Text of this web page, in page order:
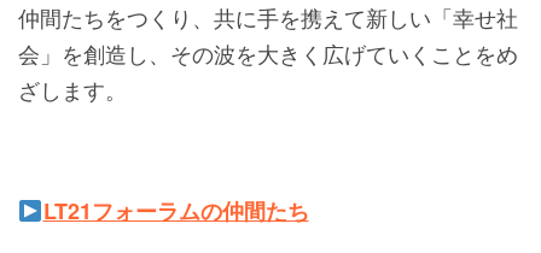
仲間たちをつくり、共に手を携えて新しい「幸せ社
会」を創造し、その波を大きく広げていくことをめ
ざします。
LT21フォーラムの仲間たち